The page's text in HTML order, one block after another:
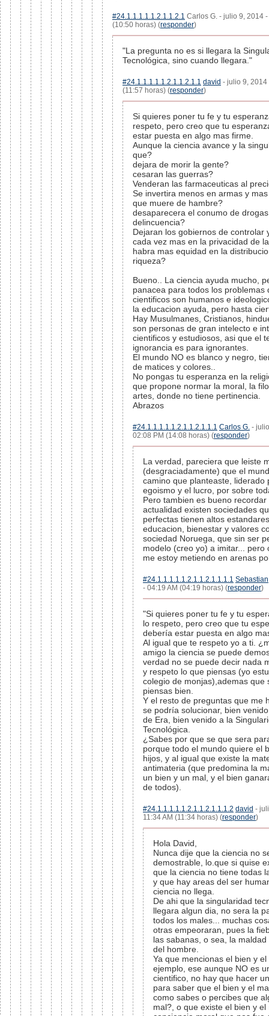
#24.1.1.1.1.1.2.1.1.2.1 Carlos G. - julio 9, 2014
(10:50 horas) (responder)
"La pregunta no es si llegara la
Tecnológica, sino cuando llegara."
#24.1.1.1.1.1.2.1.1.2.1.1 david - julio 9, 2014
(11:57 horas) (responder)
Si quieres poner tu fe y tu
respeto, pero creo que tu
estar puesta en algo mas firme.
Aunque la ciencia avance y la
que?
dejara de morir la gente?
cesaran las guerras?
Venderan las farmaceuticas al
Se invertira menos en armas y
que muere de hambre?
desaparecera el conumo de
delincuencia?
Dejaran los gobiernos de controlar
cada vez mas en la privacidad de
habra mas equidad en la
riqueza?
Bueno.. La ciencia ayuda mucho,
panacea para todos los problemas
cientificos son humanos e
la educacion ayuda, pero hasta
Hay Musulmanes, Cristianos,
son personas de gran intelecto e
cientificos y estudiosos, asi que el
ignorancia es para ignorantes.
El mundo NO es blanco y negro,
de matices y colores..
No pongas tu esperanza en la
que propone normar la moral, la
artes, donde no tiene pertinencia.
Abrazos
#24.1.1.1.1.1.2.1.1.2.1.1.1 Carlos G. -
02:08 PM (14:08 horas) (responder)
La verdad, pareciera que leiste
(desgraciadamente) que el
camino que planteaste, liderado
egoismo y el lucro, por sobre
Pero tambien es bueno recordar
actualidad existen sociedades
perfectas tienen altos
educacion, bienestar y valores
sociedad Noruega, que sin ser
modelo (creo yo) a imitar... pero
me estoy metiendo en arenas
#24.1.1.1.1.1.2.1.1.2.1.1.1.1 Sebastian
- 04:19 AM (04:19 horas) (responder)
"Si quieres poner tu fe y tu
lo respeto, pero creo que tu
debería estar puesta en algo
Al igual que te respeto yo a ti.
amigo la ciencia se puede
verdad no se puede decir nada
y respeto lo que piensas (yo
colegio de monjas),ademas que
piensas bien.
Y el resto de preguntas que me
se podría solucionar, bien
de Era, bien venido a la
Tecnológica.
¿Sabes por que se que sera
porque todo el mundo quiere el
hijos, y al igual que existe la
antimateria (que predomina la
un bien y un mal, y el bien
de todos).
#24.1.1.1.1.1.2.1.1.2.1.1.1.2 david -
11:34 AM (11:34 horas) (responder)
Hola David,
Nunca dije que la ciencia no
demostrable, lo.que si quise
que la ciencia no tiene todas
y que hay areas del ser
ciencia no llega.
De ahi que la singularidad
llegara algun dia, no sera la
todos los males... muchas
otras empeoraran, pues la
las sabanas, o sea, la
del hombre.
Ya que mencionas el bien y
ejemplo, ese aunque NO es
cientifico, no hay que hacer
para saber que el bien y el
como sabes o percibes que
mal?, o que existe el bien y el